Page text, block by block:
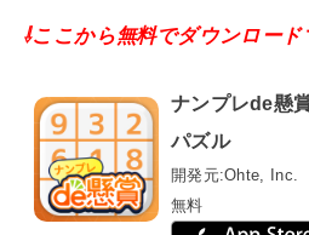
⇩ここから無料でダウンロード
ナンプレde懸
パズル
開発元:Ohte, Inc.
無料